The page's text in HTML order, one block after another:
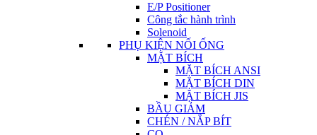
E/P Positioner
Công tắc hành trình
Solenoid
PHỤ KIỆN NỐI ỐNG
MẶT BÍCH
MẶT BÍCH ANSI
MẶT BÍCH DIN
MẶT BÍCH JIS
BẦU GIẢM
CHÉN / NẮP BÍT